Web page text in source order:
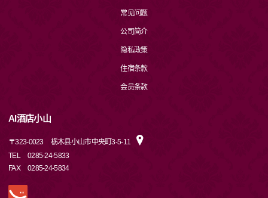
常见问题
公司简介
隐私政策
住宿条款
会员条款
AI酒店小山
〒323-0023
栃木县小山市中央町3-5-11
TEL
0285-24-5833
FAX
0285-24-5834